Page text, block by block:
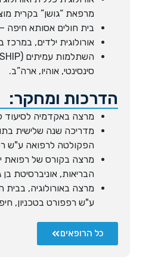
מרפאת “גושן” בקרית
בית חולים אסותא חיפה –
אורולוגית ילדים, במרכז
סינסינטי, אוהיו, ארה”ב.
הדרכות ומחקר:
מרצה באקדמיה לסיעוד
מדריכה שנה שלישית
הפקולטה לרפואה ע"ש
מרצה בקורס של רפואת
הבריאות, אוניברסיטת בן
מרצה באורולוגיה,
ע"ש רפפורט בטכניון,
כל הרופאים